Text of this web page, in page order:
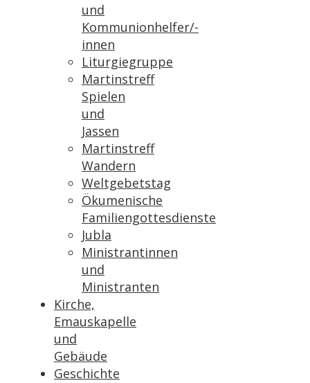
und
Kommunionhelfer/-
innen
Liturgiegruppe
Martinstreff
Spielen
und
Jassen
Martinstreff
Wandern
Weltgebetstag
Ökumenische
Familiengottesdienste
Jubla
Ministrantinnen
und
Ministranten
Kirche,
Emauskapelle
und
Gebäude
Geschichte